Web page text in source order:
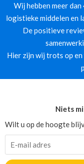
Wij hebben meer
logistieke middelen en
De positieve
Hier zijn wij trots op
Niets
Wilt u op de hoogte